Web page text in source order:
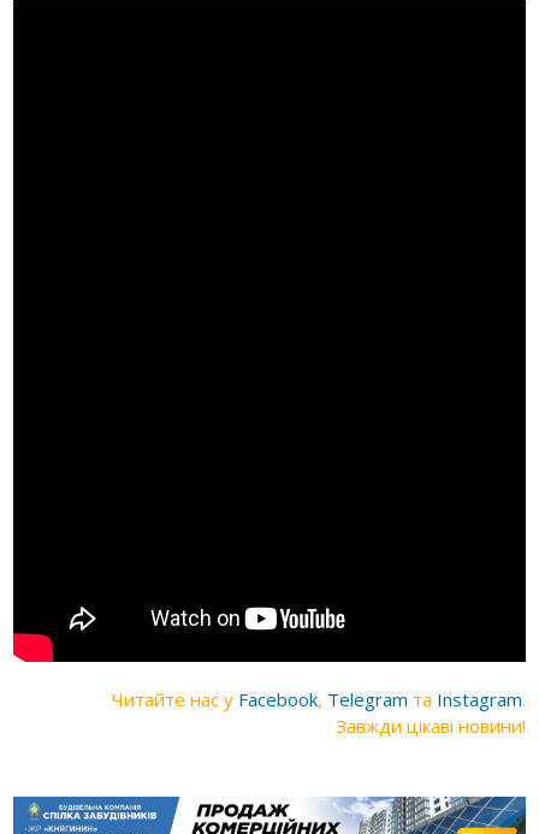
Читайте нас у Facebook, Telegram та Instagram.
Завжди цікаві новини!